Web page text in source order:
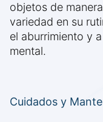
objetos de
variedad en su
el aburrimiento y
mental.
Cuidados y